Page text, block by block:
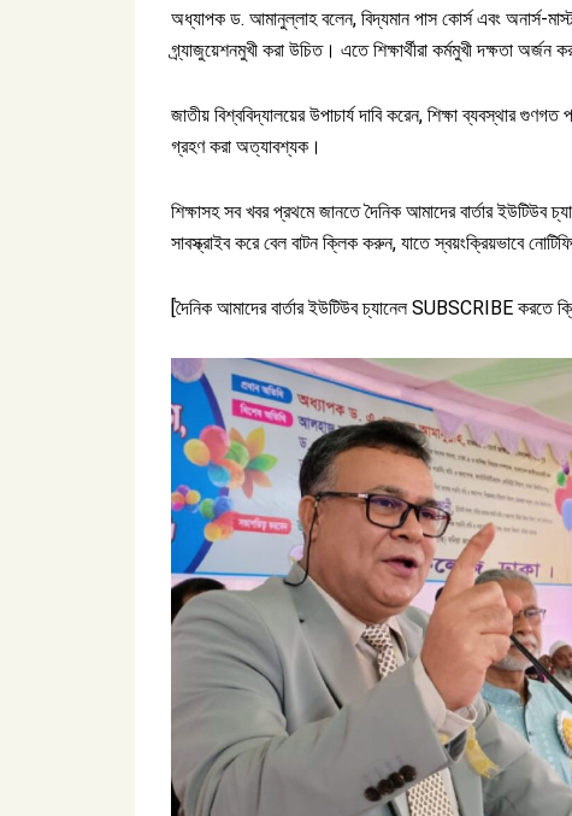
অধ্যাপক ড. আমানুল্লাহ বলেন, বিদ্যমান পাস কোর্স এবং অনার্স-
গ্র্যাজুয়েশনমুখী করা উচিত। এতে শিক্ষার্থীরা কর্মমুখী দক্ষতা
জাতীয় বিশ্ববিদ্যালয়ের উপাচার্য দাবি করেন, শিক্ষা ব্যবস্থার
গ্রহণ করা অত্যাবশ্যক।
শিক্ষাসহ সব খবর প্রথমে জানতে দৈনিক আমাদের বার্তার ইউটিউব
সাবস্ক্রাইব করে বেল বাটন ক্লিক করুন, যাতে স্বয়ংক্রিয়ভাবে
[দৈনিক আমাদের বার্তার ইউটিউব চ্যানেল SUBSCRIBE করতে